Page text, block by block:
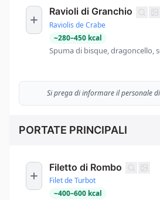
Ravioli di Granchio
Raviolis de Crabe
~280–450 kcal
Spuma di bisque, dragoncello,
Si prega di informare il personale
PORTATE PRINCIPALI
Filetto di Rombo
Filet de Turbot
~400–600 kcal